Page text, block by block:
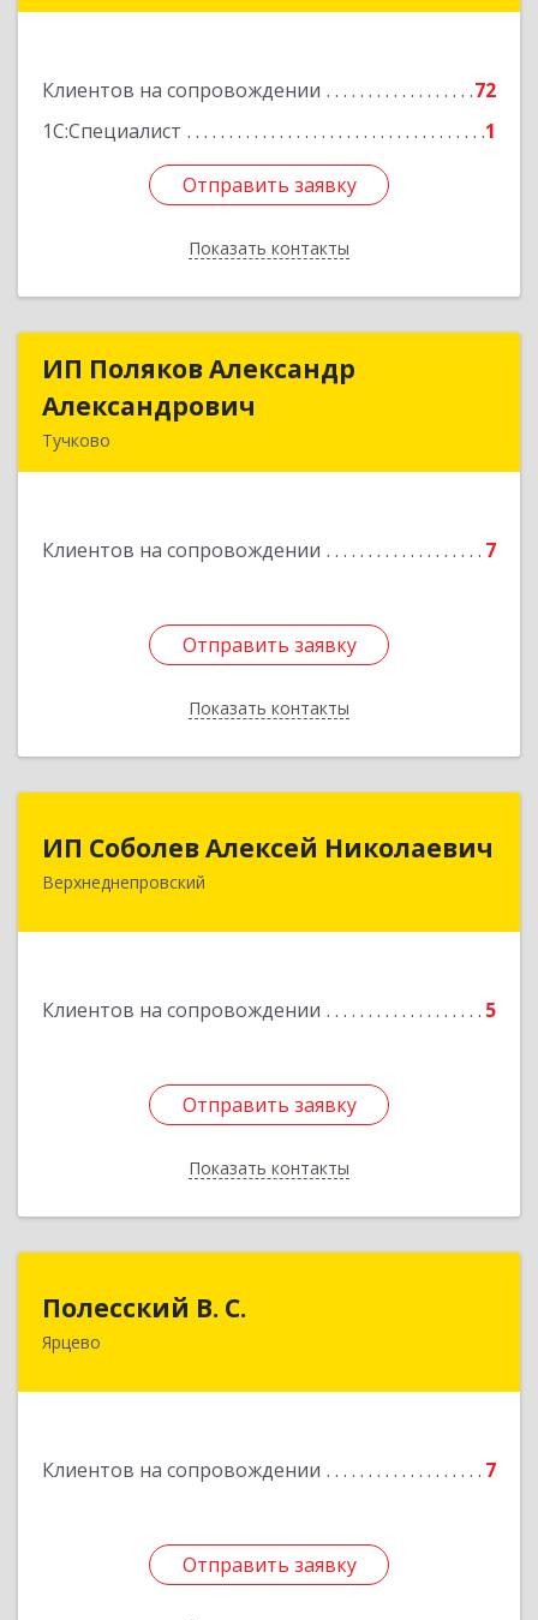
Клиентов на сопровождении
72
1С:Специалист
1
Отправить заявку
Показать контакты
Отправить заявку
Назад
ИП Поляков Александр
Александрович
Тучково
Клиентов на сопровождении 7
Отправить заявку
Показать контакты
ИП Поляков Александр
Подробнее
Отправить заявку
Назад
ИП Соболев Алексей Николаевич
Верхнеднепровский
Клиентов на сопровождении 5
Отправить заявку
Показать контакты
ИП Соболев Алексей Николаевич
Отправить заявку
Назад
Полесский В. С.
Ярцево
Клиентов на сопровождении 7
Отправить заявку
Отправить заявку